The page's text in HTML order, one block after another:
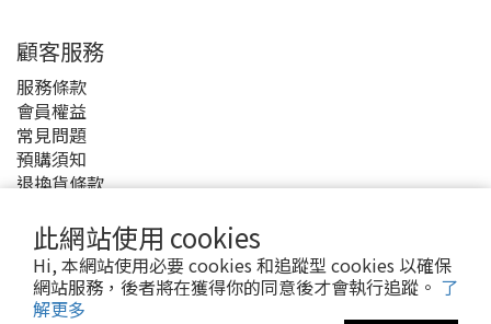
此網站使用 cookies
Hi, 本網站使用必要 cookies 和追蹤型 cookies 以確保
網站服務，後者將在獲得你的同意後才會執行追蹤。 了
解更多
顧客服務
服務條款
會員權益
常見問題
預購須知
退換貨條款